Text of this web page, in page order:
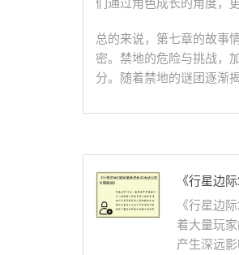
们通过角色成长的角度，
总的来说，第七章的故事
密。禁地的危险与挑战，
分。随着禁地的谜团逐渐
《行星边
《行星边
着大量玩
产生深远